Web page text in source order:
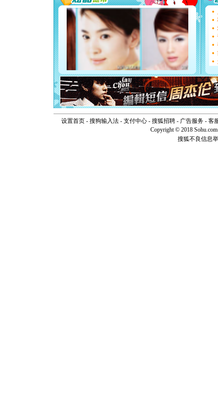
能正大光
天都要快
[圣诞节]
如意,快
[元旦]
看
断电。
你是我
[元旦]
如
起；二
离。水晶
[元旦]当
泣，这痛
卖了。水
颜！冬去
道一声平
[春节]传
设置首页- 搜狗输入法- 支付中心- 搜狐招聘- 广告服务- 客
Copyright © 2018
搜狐不良信息